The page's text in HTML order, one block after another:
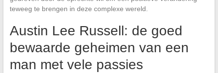
teweeg te brengen in deze complexe wereld.
Austin Lee Russell: de goed
bewaarde geheimen van een
man met vele passies